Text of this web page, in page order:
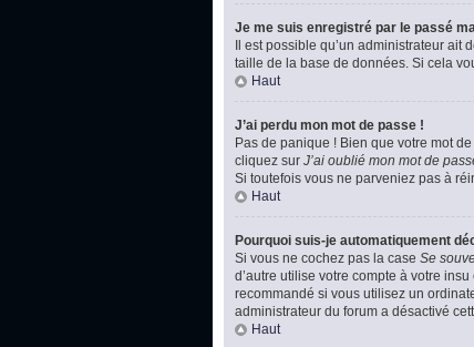
Je me suis enregistré par le passé
Il est possible qu’un administrateur
taille de la base de données. Si cela
Haut
J’ai perdu mon mot de passe !
Pas de panique ! Bien que votre mot
cliquez sur J’ai oublié mon mot de
Si toutefois vous ne parveniez pas à
Haut
Pourquoi suis-je automatiquement
Si vous ne cochez pas la case Se
d’autre utilise votre compte à votre
recommandé si vous utilisez un
administrateur du forum a désactivé
Haut